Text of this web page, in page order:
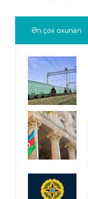
Ən çox oxunan